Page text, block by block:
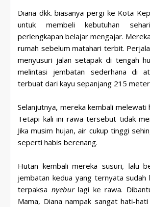
Diana dkk. biasanya pergi ke Kota
untuk membeli kebutuhan
perlengkapan belajar mengajar.
rumah sebelum matahari terbit.
menyusuri jalan setapak di tengah
melintasi jembatan sederhana di
terbuat dari kayu sepanjang 215
Selanjutnya, mereka kembali melewati
Tetapi kali ini rawa tersebut tidak
Jika musim hujan, air cukup tinggi
seperti habis berenang.
Hutan kembali mereka susuri, lalu
jembatan kedua yang ternyata sudah
terpaksa nyeburlagi ke rawa.
Mama, Diana nampak sangat hati-